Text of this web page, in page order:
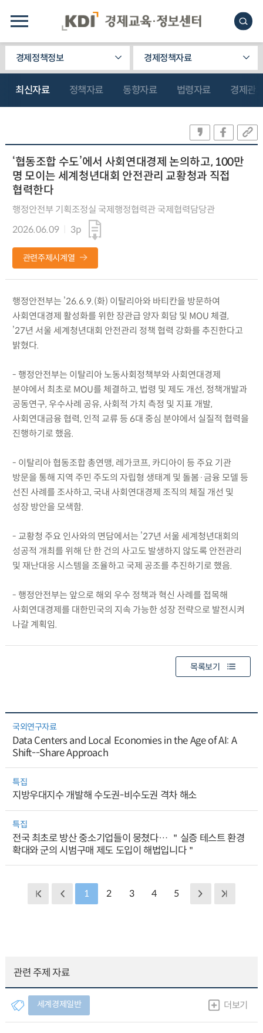
경제정책정보 경제정책자료
최신자료 정책자료 동향자료 법령자료 경제관
‘협동조합 수도’에서 사회연대경제 논의하고, 100만
명 모이는 세계청년대회 안전관리 교황청과 직접
협력한다
행정안전부 기획조정실 국제행정협력관 국제협력담당관
2026.06.09
3p
관련주제시계열
행정안전부는 ’26.6.9.(화) 이탈리아와 바티칸을 방문하여
사회연대경제 활성화를 위한 장관급 양자 회담 및 MOU 체결,
’27년 서울 세계청년대회 안전관리 정책 협력 강화를 추진한다고
밝혔다.
- 행정안전부는 이탈리아 노동사회정책부와 사회연대경제
분야에서 최초로 MOU를 체결하고, 법령 및 제도 개선, 정책개발과
공동연구, 우수사례 공유, 사회적 가치 측정 및 지표 개발,
사회연대금융 협력, 인적 교류 등 6대 중심 분야에서 실질적 협력을
진행하기로 했음.
- 이탈리아 협동조합 총연맹, 레가코프, 카디아이 등 주요 기관
방문을 통해 지역 주민 주도의 자립형 생태계 및 돌봄·금융 모델 등
선진 사례를 조사하고, 국내 사회연대경제 조직의 체질 개선 및
성장 방안을 모색함.
- 교황청 주요 인사와의 면담에서는 ’27년 서울 세계청년대회의
성공적 개최를 위해 단 한 건의 사고도 발생하지 않도록 안전관리
및 재난대응 시스템을 조율하고 국제 공조를 추진하기로 했음.
- 행정안전부는 앞으로 해외 우수 정책과 혁신 사례를 접목해
사회연대경제를 대한민국의 지속 가능한 성장 전략으로 발전시켜
나갈 계획임.
목록보기
국외연구자료
Data Centers and Local Economies in the Age of AI: A
Shift--Share Approach
특집
지방우대지수 개발해 수도권-비수도권 격차 해소
특집
전국 최초로 방산 중소기업들이 뭉쳤다… ＂실증 테스트 환경
확대와 군의 시범구매 제도 도입이 해법입니다＂
1 2 3 4 5
관련 주제 자료
세계경제일반 더보기